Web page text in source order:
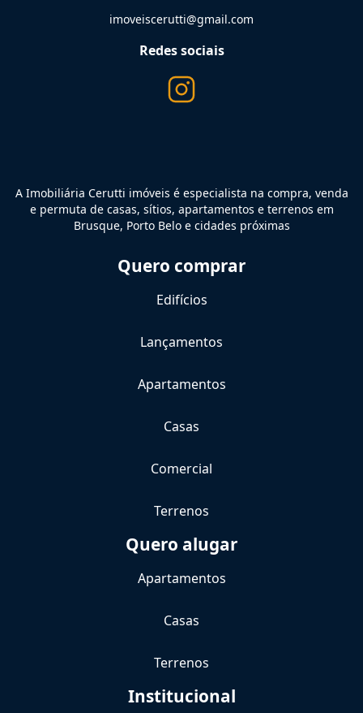
imoveiscerutti@gmail.com
Redes sociais
A Imobiliária Cerutti imóveis é especialista na compra, venda
e permuta de casas, sítios, apartamentos e terrenos em
Brusque, Porto Belo e cidades próximas
Quero comprar
Edifícios
Lançamentos
Apartamentos
Casas
Comercial
Terrenos
Quero alugar
Apartamentos
Casas
Terrenos
Institucional